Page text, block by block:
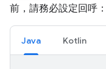
前，請務必設定回呼：
Java Kotlin